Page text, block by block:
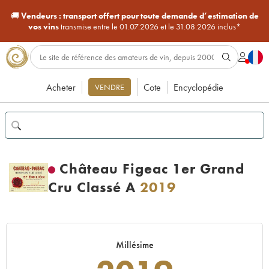
🚚Vendeurs : transport offert pour toute demande d’estimation de
vos vinstransmise entre le 01.07.2026 et le 31.08.2026 inclus*
Acheter VENDRE Cote Encyclopédie
Château Figeac 1er Grand
Cru Classé A 2019
Millésime